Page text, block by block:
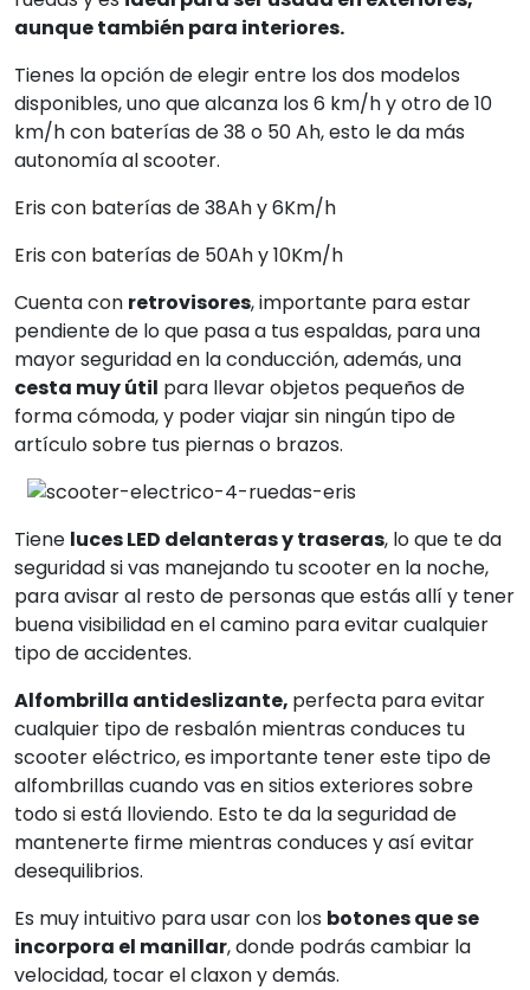
aunque también para interiores.
Tienes la opción de elegir entre los dos modelos
disponibles, uno que alcanza los 6 km/h y otro de 10
km/h con baterías de 38 o 50 Ah, esto le da más
autonomía al scooter.
Eris con baterías de 38Ah y 6Km/h
Eris con baterías de 50Ah y 10Km/h
Cuenta con retrovisores, importante para estar
pendiente de lo que pasa a tus espaldas, para una
mayor seguridad en la conducción, además, una
cesta muy útil para llevar objetos pequeños de
forma cómoda, y poder viajar sin ningún tipo de
artículo sobre tus piernas o brazos.
Tiene luces LED delanteras y traseras, lo que te da
seguridad si vas manejando tu scooter en la noche,
para avisar al resto de personas que estás allí y tener
buena visibilidad en el camino para evitar cualquier
tipo de accidentes.
Alfombrilla antideslizante, perfecta para evitar
cualquier tipo de resbalón mientras conduces tu
scooter eléctrico, es importante tener este tipo de
alfombrillas cuando vas en sitios exteriores sobre
todo si está lloviendo. Esto te da la seguridad de
mantenerte firme mientras conduces y así evitar
desequilibrios.
Es muy intuitivo para usar con los botones que se
incorpora el manillar, donde podrás cambiar la
velocidad, tocar el claxon y demás.